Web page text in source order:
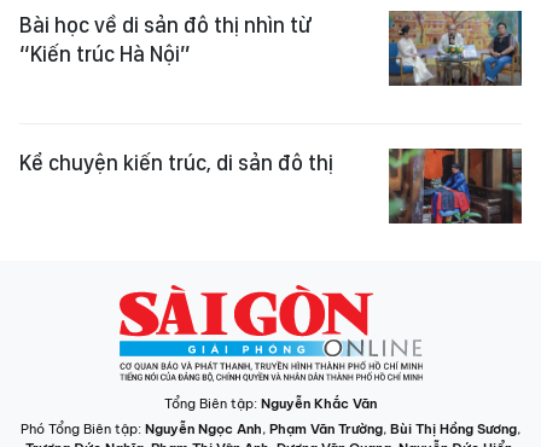
Bài học về di sản đô thị nhìn từ
“Kiến trúc Hà Nội”
Kể chuyện kiến trúc, di sản đô thị
Tổng Biên tập: Nguyễn Khắc Văn
Phó Tổng Biên tập: Nguyễn Ngọc Anh, Phạm Văn Trường, Bùi Thị Hồng Sương,